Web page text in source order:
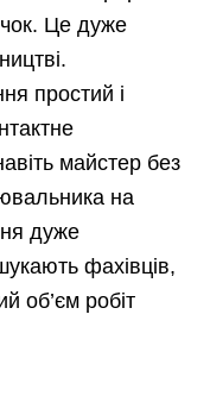
Це дуже
простий і
майстер без
на
дуже
фахівців,
об’єм робіт